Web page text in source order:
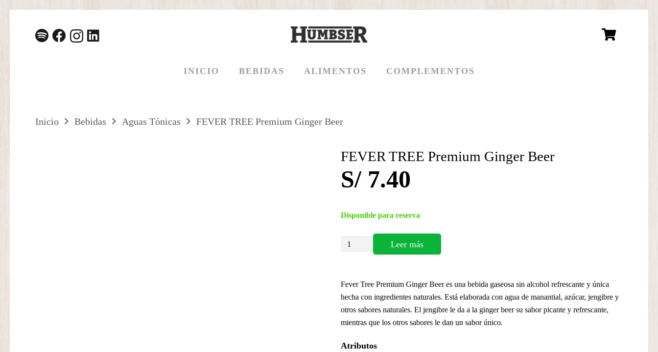
INICIO BEBIDAS ALIMENTOS COMPLEMENTOS
Inicio Bebidas Aguas Tónicas FEVER TREE Premium Ginger Beer
FEVER TREE Premium Ginger Beer
S/7.40
Disponible para reserva
FEVER
Ginger
Beer
cantidad
Leer más
Fever Tree Premium Ginger Beer es una bebida gaseosa sin alcohol refrescante y única
hecha con ingredientes naturales. Está elaborada con agua de manantial, azúcar, jengibre y
otros sabores naturales. El jengibre le da a la ginger beer su sabor picante y refrescante,
mientras que los otros sabores le dan un sabor único.
Atributos